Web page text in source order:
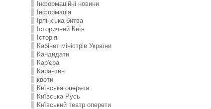
Інформаційні новини
Інформація
Ірпінська битва
Історичний Київ
Історія
Кабінет міністрів України
Кандидати
Кар'єра
Карантин
квоти
Київська оперета
Київська Русь
Київський театр оперети